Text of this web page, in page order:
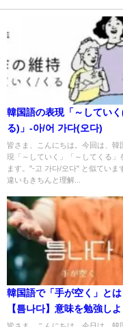
韓国語の表現「～していく
る)」-아/어 가다(오다)
皆さま、こんにちは。今回は、韓
現「～していく」「～してくる」
ます。"-고 가다/오다" と似ていま
違いもきちんと理解...
韓国語で「手が空く」とは
【틈나다】意味を勉強しよ
皆さま、こんにちは。今日は、韓